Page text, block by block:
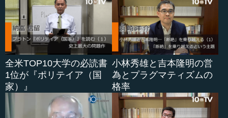
わけです。
では、文化とは何でしょう。これについて、動物の行動
関係の研究では、「遺伝情報以外で、世代を超えて人々の
間で伝えられていく情報の総体」を文化と呼んでいます。
ある集団の構成員の全員に共有されていて、それが遺伝で
はないのだけれど、そういう知識情報が世代を超えても伝
えられていくもの。それを文化と呼びましょうと。
ある集団に生まれてきた人にとっては、生まれたときか
全米TOP10大学の必読書
1位が『ポリテイア（国
家）』
小林秀雄と吉本隆明の営
為とプラグマティズムの
格率